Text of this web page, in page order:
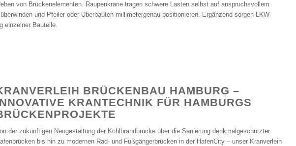
von Brückenelementen. Raupenkrane tragen schwere Lasten selbst auf anspruchsvollem
und Pfeiler oder Überbauten millimetergenau positionieren. Ergänzend sorgen LKW-
einzelner Bauteile.
BRÜCKENBAU HAMBURG –
KRANTECHNIK FÜR HAMBURGS
der zukünftigen Neugestaltung der Köhlbrandbrücke über die Sanierung denkmalgeschützter
bis hin zu modernen Rad- und Fußgängerbrücken in der HafenCity – unser Kranverleih